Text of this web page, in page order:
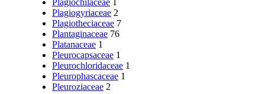
Plagiogyriaceae 2
Plagiotheciaceae 7
Plantaginaceae 76
Platanaceae 1
Pleurocapsaceae 1
Pleurochloridaceae 1
Pleurophascaceae 1
Pleuroziaceae 2